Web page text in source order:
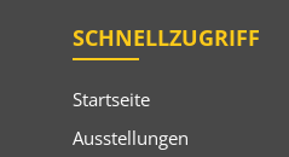
SCHNELLZUGRIFF
Startseite
Ausstellungen